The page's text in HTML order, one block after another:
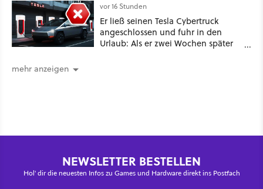
vor 16 Stunden
Er ließ seinen Tesla Cybertruck
angeschlossen und fuhr in den
Urlaub: Als er zwei Wochen später
mehr anzeigen
NEWSLETTER BESTELLEN
Hol' dir die neuesten Infos zu Games und Hardware direkt ins Postfach